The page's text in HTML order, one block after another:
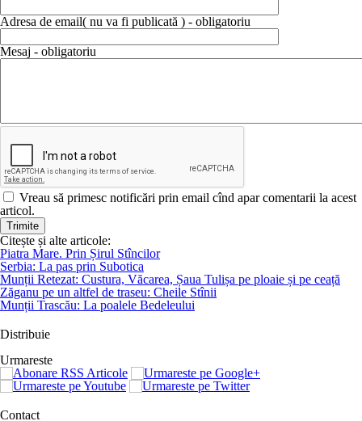
Adresa de email( nu va fi publicată ) - obligatoriu
Mesaj - obligatoriu
Vreau să primesc notificări prin email cînd apar comentarii la acest
articol.
Citește și alte articole:
Piatra Mare. Prin Șirul Stîncilor
Serbia: La pas prin Subotica
Munții Retezat: Custura, Văcarea, Șaua Tulișa pe ploaie și pe ceață
Zăganu pe un altfel de traseu: Cheile Stînii
Munții Trascău: La poalele Bedeleului
Distribuie
Urmareste
Contact